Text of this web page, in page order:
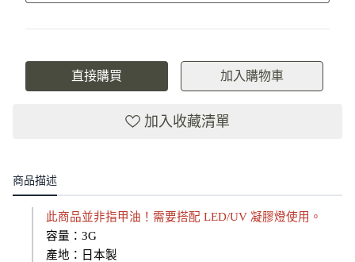
直接購買 加入購物車
加入收藏清單
商品描述
此商品並非指甲油！需要搭配 LED/UV 凝膠燈使用。
容量：3G
產地：日本製